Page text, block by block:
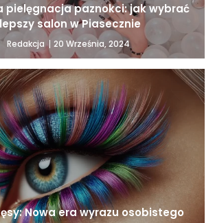
pielęgnacja paznokci: jak wybrać
salon w Piasecznie
Redakcja 20 Września, 2024
Nowa era wyrazu osobistego